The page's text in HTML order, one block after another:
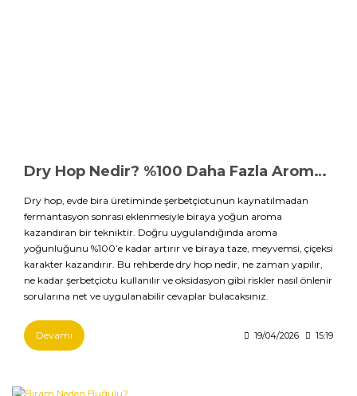
Dry Hop Nedir? %100 Daha Fazla Aroma İçin Ayrıntılı Rehber (2026)
Dry hop, evde bira üretiminde şerbetçiotunun kaynatılmadan
fermantasyon sonrası eklenmesiyle biraya yoğun aroma
kazandıran bir tekniktir. Doğru uygulandığında aroma
yoğunluğunu %100’e kadar artırır ve biraya taze, meyvemsi, çiçeksi
karakter kazandırır. Bu rehberde dry hop nedir, ne zaman yapılır,
ne kadar şerbetçiotu kullanılır ve oksidasyon gibi riskler nasıl önlenir
sorularına net ve uygulanabilir cevaplar bulacaksınız.
Devamı 19/04/2026 15:19